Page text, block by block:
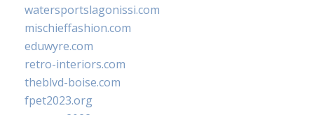
watersportslagonissi.com
mischieffashion.com
eduwyre.com
retro-interiors.com
theblvd-boise.com
fpet2023.org